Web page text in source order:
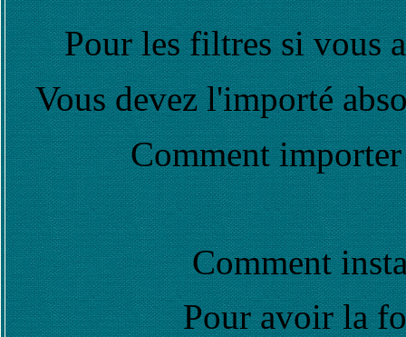
Pour les filtres si vous
Vous devez l'importé
Comment
Comment
Pour avoir la